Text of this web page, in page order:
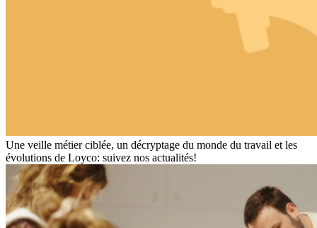
Une veille métier ciblée, un décryptage du monde du travail et les
évolutions de Loyco: suivez nos actualités!